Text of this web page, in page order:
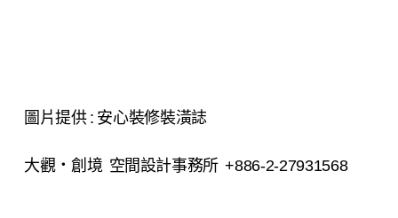
圖片提供 : 安心裝修裝潢誌
大觀． 創境 空間設計事務所 +886-2-27931568